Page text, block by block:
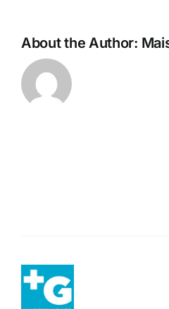
About the Author: